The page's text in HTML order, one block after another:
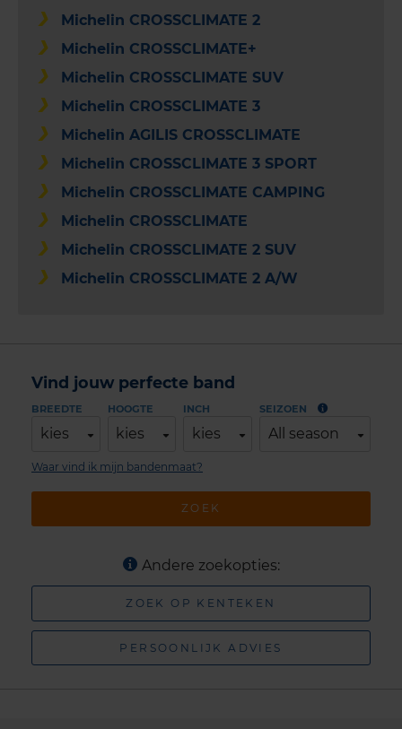
Michelin CROSSCLIMATE 2
Michelin CROSSCLIMATE+
Michelin CROSSCLIMATE SUV
Michelin CROSSCLIMATE 3
Michelin AGILIS CROSSCLIMATE
Michelin CROSSCLIMATE 3 SPORT
Michelin CROSSCLIMATE CAMPING
Michelin CROSSCLIMATE
Michelin CROSSCLIMATE 2 SUV
Michelin CROSSCLIMATE 2 A/W
Vind jouw perfecte band
BREEDTE
kies
HOOGTE
kies
INCH
kies
SEIZOEN
All season
ZOEK
Waar vind ik mijn bandenmaat?
Andere zoekopties:
ZOEK OP KENTEKEN
PERSOONLIJK ADVIES